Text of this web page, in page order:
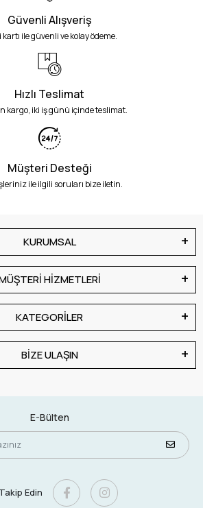
Güvenli Alışveriş
kartı ile güvenli ve kolay ödeme.
Hızlı Teslimat
kargo, iki iş günü içinde teslimat.
Müşteri Desteği
ile ilgili soruları bize iletin.
KURUMSAL
HİZMETLERİ
KATEGORİLER
BİZE ULAŞIN
E-Bülten
Edin